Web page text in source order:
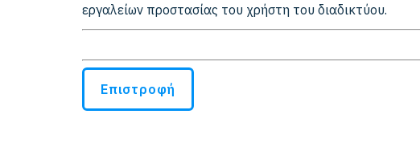
εργαλείων προστασίας του χρήστη του διαδικτύου.
Επιστροφή